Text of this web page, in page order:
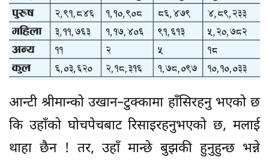
आन्टी श्रीमान्को उखान–टुक्कामा हाँसिरहनु भएको छ
कि उहाँको घोचपेचबाट रिसाइरहनुभएको छ, मलाई
थाहा छैन ! तर, उहाँ मान्छे बुझकी हुनुहुन्छ भन्ने